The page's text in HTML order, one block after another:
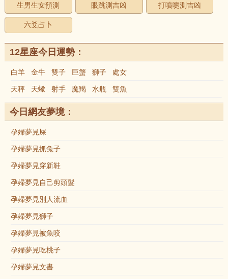
生男生女預測 眼跳測吉凶 打噴嚏測吉凶
六爻占卜
12星座今日運勢：
白羊 金牛 雙子 巨蟹 獅子 處女
天秤 天蠍 射手 魔羯 水瓶 雙魚
今日網友夢境：
孕婦夢見屎
孕婦夢見抓兔子
孕婦夢見穿新鞋
孕婦夢見自己剪頭髮
孕婦夢見別人流血
孕婦夢見獅子
孕婦夢見被魚咬
孕婦夢見吃桃子
孕婦夢見文書